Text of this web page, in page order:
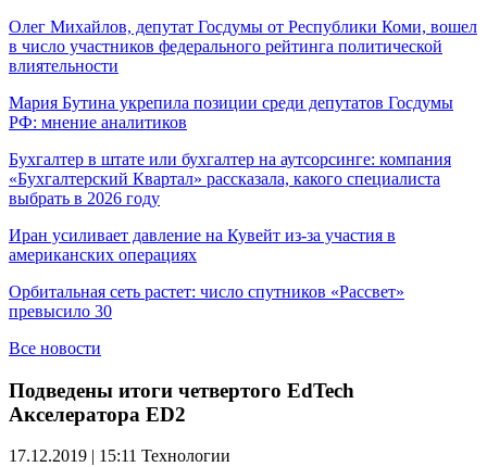
Олег Михайлов, депутат Госдумы от Республики Коми, вошел
в число участников федерального рейтинга политической
влиятельности
Мария Бутина укрепила позиции среди депутатов Госдумы
РФ: мнение аналитиков
Бухгалтер в штате или бухгалтер на аутсорсинге: компания
«Бухгалтерский Квартал» рассказала, какого специалиста
выбрать в 2026 году
Иран усиливает давление на Кувейт из-за участия в
американских операциях
Орбитальная сеть растет: число спутников «Рассвет»
превысило 30
Все новости
Подведены итоги четвертого EdTech
Акселератора ED2
17.12.2019 | 15:11 Технологии